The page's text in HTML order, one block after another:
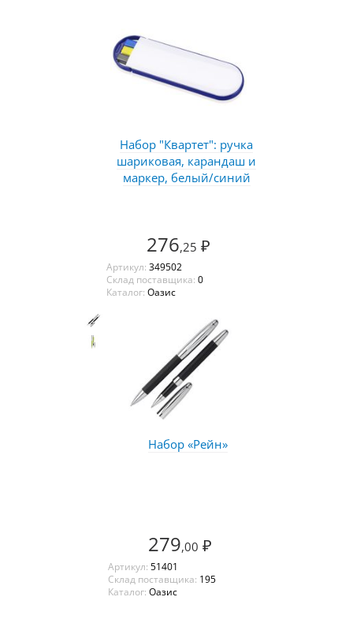
Набор "Квартет": ручка
шариковая, карандаш и
маркер, белый/синий
276,25 ₽
Артикул: 349502
Склад поставщика: 0
Каталог: Оазис
Набор «Рейн»
279,00 ₽
Артикул: 51401
Склад поставщика: 195
Каталог: Оазис